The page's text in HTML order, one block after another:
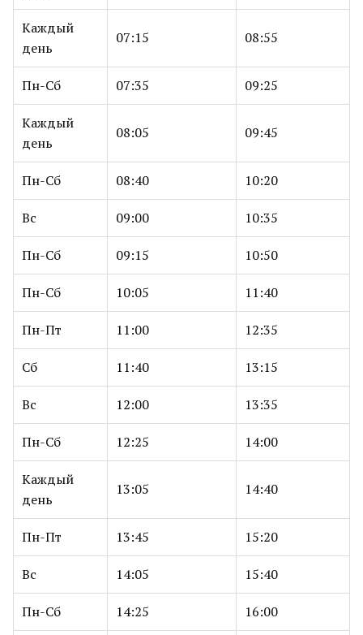
Каждый
день
07:15 08:55
Пн-Сб 07:35 09:25
Каждый
день
08:05 09:45
Пн-Сб 08:40 10:20
Вс 09:00 10:35
Пн-Сб 09:15 10:50
Пн-Сб 10:05 11:40
Пн-Пт 11:00 12:35
Сб 11:40 13:15
Вс 12:00 13:35
Пн-Сб 12:25 14:00
Каждый
день
13:05 14:40
Пн-Пт 13:45 15:20
Вс 14:05 15:40
Пн-Сб 14:25 16:00